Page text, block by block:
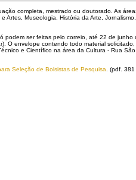
completa, mestrado ou doutorado. As
Artes, Museologia, História da Arte,
ser feitas pelo correio, até 22 de junho
O envelope contendo todo material
e Científico na área da Cultura - Rua
Seleção de Bolsistas de Pesquisa . (pdf. 381